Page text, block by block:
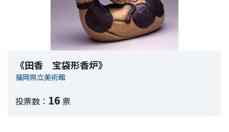
《田香 宝袋形香炉》
福岡県立美術館
投票数： 16 票